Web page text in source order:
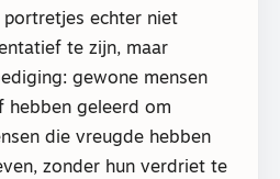
portretjes echter niet
te zijn, maar
gewone mensen
hebben geleerd om
die vreugde hebben
zonder hun verdriet te